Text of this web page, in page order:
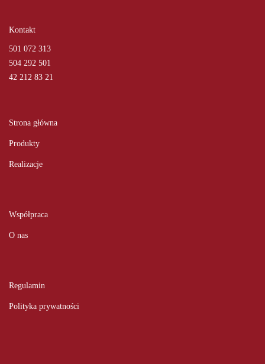
Kontakt
501 072 313
504 292 501
42 212 83 21
Strona główna
Produkty
Realizacje
Współpraca
O nas
Regulamin
Polityka prywatności